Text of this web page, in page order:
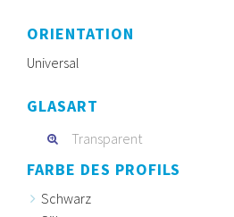
ORIENTATION
Universal
GLASART
Transparent
FARBE DES PROFILS
Schwarz